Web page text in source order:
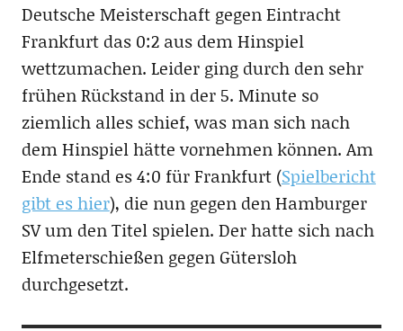
Deutsche Meisterschaft gegen Eintracht
Frankfurt das 0:2 aus dem Hinspiel
wettzumachen. Leider ging durch den sehr
frühen Rückstand in der 5. Minute so
ziemlich alles schief, was man sich nach
dem Hinspiel hätte vornehmen können. Am
Ende stand es 4:0 für Frankfurt (Spielbericht
gibt es hier), die nun gegen den Hamburger
SV um den Titel spielen. Der hatte sich nach
Elfmeterschießen gegen Gütersloh
durchgesetzt.